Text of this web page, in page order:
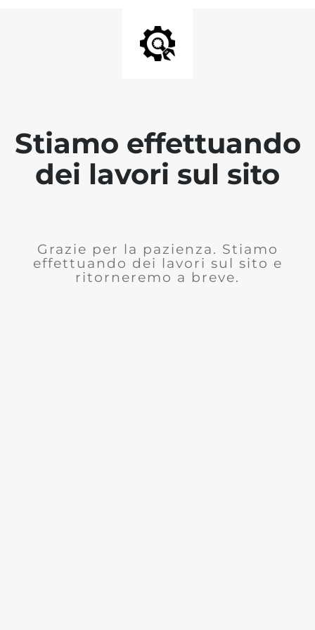
Stiamo effettuando
dei lavori sul sito
Grazie per la pazienza. Stiamo
effettuando dei lavori sul sito e
ritorneremo a breve.